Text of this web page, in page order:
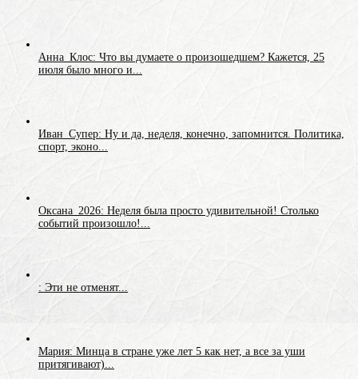
Анна_Клос: Что вы думаете о произошедшем? Кажется, 25
июля было много и...
Иван_Супер: Ну и да, неделя, конечно, запомнится. Политика,
спорт, эконо...
Оксана_2026: Неделя была просто удивительной! Столько
событий произошло!...
: Эти не отменят...
Мария: Минца в стране уже лет 5 как нет, а все за уши
притягивают)...